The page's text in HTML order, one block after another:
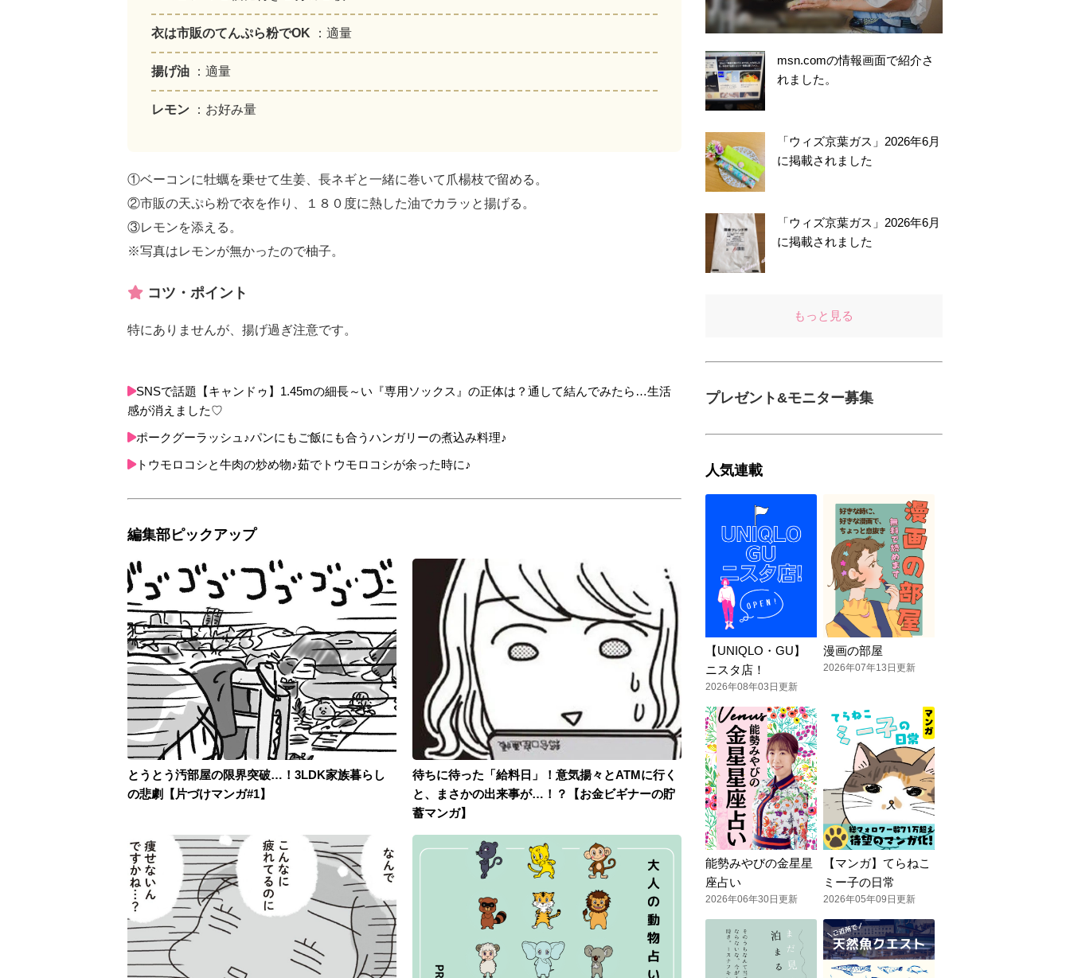
衣は市販のてんぷら粉でOK ：適量
揚げ油 ：適量
レモン ：お好み量
①ベーコンに牡蠣を乗せて生姜、長ネギと一緒に巻いて爪楊枝で留める。
②市販の天ぷら粉で衣を作り、１８０度に熱した油でカラッと揚げる。
③レモンを添える。
※写真はレモンが無かったので柚子。
コツ・ポイント
特にありませんが、揚げ過ぎ注意です。
SNSで話題【キャンドゥ】1.45mの細長～い『専用ソックス』の正体は？通して結んでみたら…生活
感が消えました♡
ポークグーラッシュ♪パンにもご飯にも合うハンガリーの煮込み料理♪
トウモロコシと牛肉の炒め物♪茹でトウモロコシが余った時に♪
編集部ピックアップ
とうとう汚部屋の限界突破…！3LDK家族暮らし
の悲劇【片づけマンガ#1】
待ちに待った「給料日」！意気揚々とATMに行く
と、まさかの出来事が…！？【お金ビギナーの貯
蓄マンガ】
msn.comの情報画面で紹介さ
れました。
「ウィズ京葉ガス」2026年6月
に掲載されました
「ウィズ京葉ガス」2026年6月
に掲載されました
もっと見る
プレゼント&モニター募集
人気連載
【UNIQLO・GU】
ニスタ店！
2026年08年03日更新
漫画の部屋
2026年07年13日更新
能勢みやびの金星星
座占い
2026年06年30日更新
【マンガ】てらねこ
ミー子の日常
2026年05年09日更新